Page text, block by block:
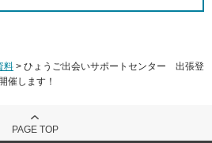
料 > ひょうご出会いサポートセンター 出張登
催します！
PAGE TOP